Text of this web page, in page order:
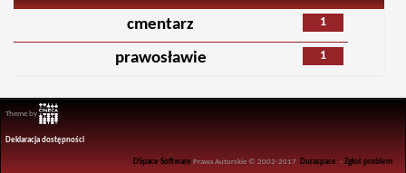
1
cmentarz
1
prawosławie
Theme by
Deklaracja dostępności
DSpace Software Prawa Autorskie © 2002-2017 Duraspace -Zgłoś problem